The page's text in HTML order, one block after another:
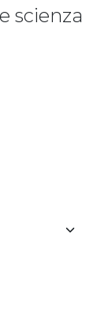
scienza